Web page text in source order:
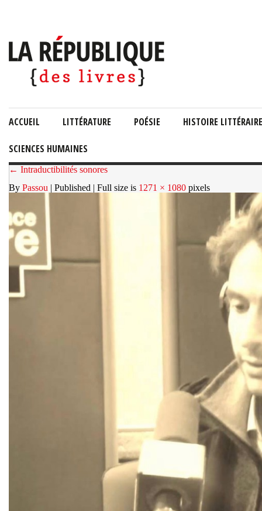
ACCUEIL LITTÉRATURE POÉSIE HISTOIRE LITTÉRAIRE
SCIENCES HUMAINES
← Intraductibilités sonores
By Passou | Published | Full size is 1271 × 1080 pixels